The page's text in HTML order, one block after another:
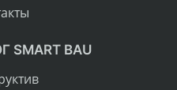
SMART BAU